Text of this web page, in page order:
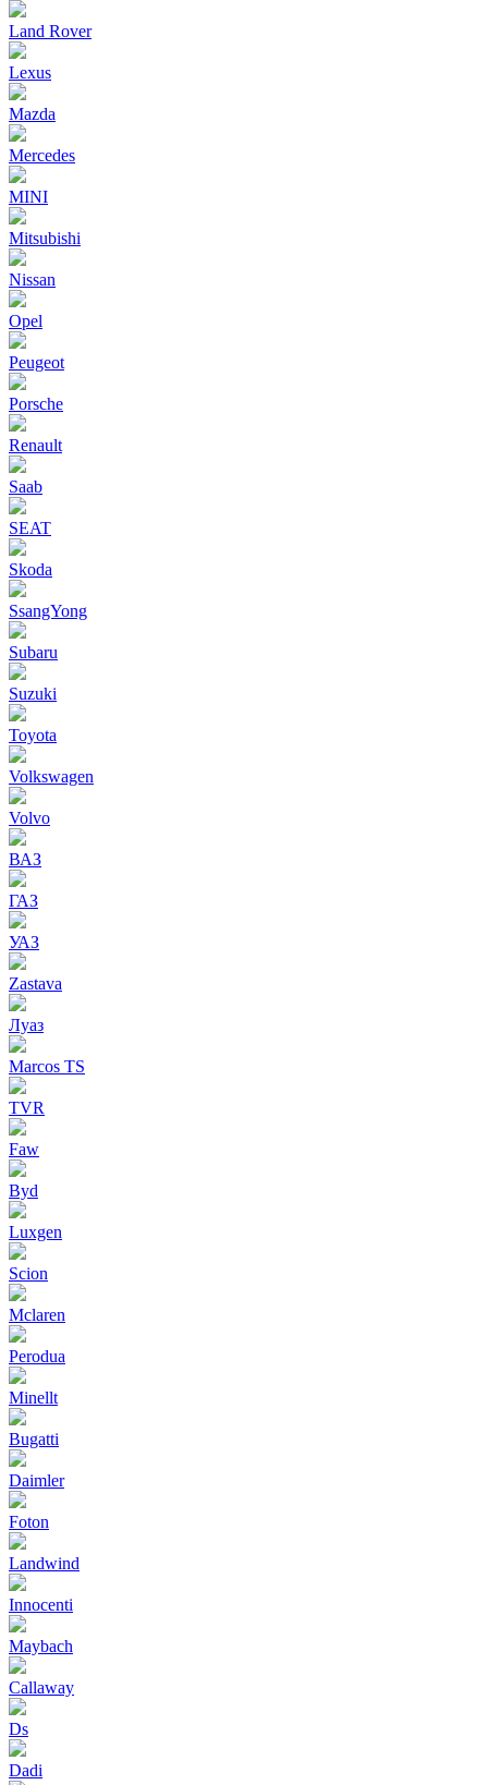
Land Rover
Lexus
Mazda
Mercedes
MINI
Mitsubishi
Nissan
Opel
Peugeot
Porsche
Renault
Saab
SEAT
Skoda
SsangYong
Subaru
Suzuki
Toyota
Volkswagen
Volvo
ВАЗ
ГАЗ
УАЗ
Zastava
Луаз
Marcos TS
TVR
Faw
Byd
Luxgen
Scion
Mclaren
Perodua
Minellt
Bugatti
Daimler
Foton
Landwind
Innocenti
Maybach
Callaway
Ds
Dadi